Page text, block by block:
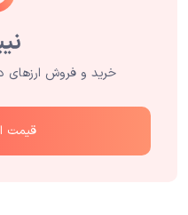
خرید و فروش ارزهای
قیمت